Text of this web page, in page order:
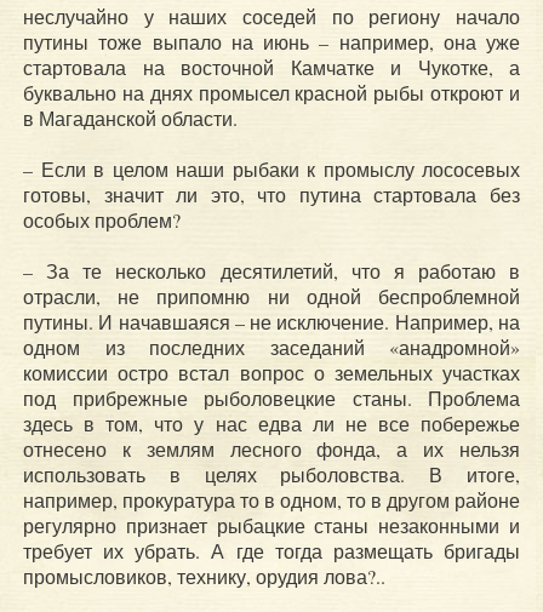
неслучайно у наших соседей по региону начало
путины тоже выпало на июнь – например, она уже
стартовала на восточной Камчатке и Чукотке, а
буквально на днях промысел красной рыбы откроют и
в Магаданской области.
– Если в целом наши рыбаки к промыслу лососевых
готовы, значит ли это, что путина стартовала без
особых проблем?
– За те несколько десятилетий, что я работаю в
отрасли, не припомню ни одной беспроблемной
путины. И начавшаяся – не исключение. Например, на
одном из последних заседаний «анадромной»
комиссии остро встал вопрос о земельных участках
под прибрежные рыболовецкие станы. Проблема
здесь в том, что у нас едва ли не все побережье
отнесено к землям лесного фонда, а их нельзя
использовать в целях рыболовства. В итоге,
например, прокуратура то в одном, то в другом районе
регулярно признает рыбацкие станы незаконными и
требует их убрать. А где тогда размещать бригады
промысловиков, технику, орудия лова?..